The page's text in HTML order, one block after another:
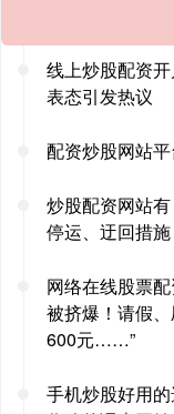
线上炒股配资
表态引发热议
配资炒股网站
炒股配资网站
停运、迂回措施
网络在线股票
被挤爆！请假
600元……”
手机炒股好用